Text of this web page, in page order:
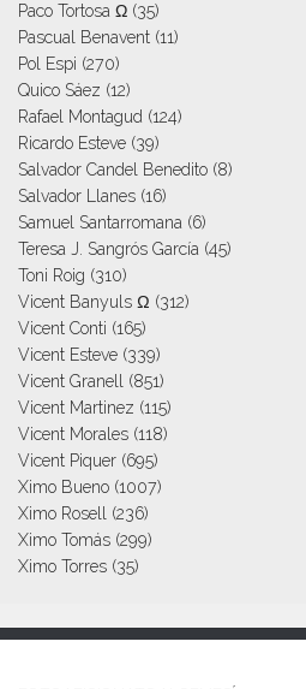
Paco Tortosa Ω (35)
Pascual Benavent (11)
Pol Espi (270)
Quico Sáez (12)
Rafael Montagud (124)
Ricardo Esteve (39)
Salvador Candel Benedito (8)
Salvador Llanes (16)
Samuel Santarromana (6)
Teresa J. Sangrós García (45)
Toni Roig (310)
Vicent Banyuls Ω (312)
Vicent Conti (165)
Vicent Esteve (339)
Vicent Granell
(851)
Vicent Martinez (115)
Vicent Morales (118)
Vicent Piquer (695)
Ximo Bueno (1007)
Ximo Rosell
(236)
Ximo Tomás (299)
Ximo Torres (35)